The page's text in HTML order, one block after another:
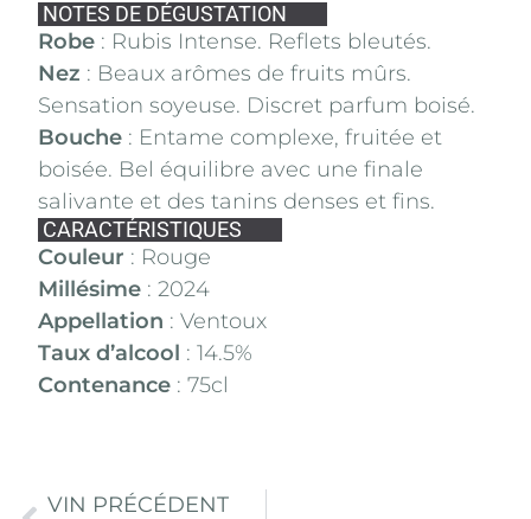
NOTES DE DÉGUSTATION
Robe : Rubis Intense. Reflets bleutés.
Nez : Beaux arômes de fruits mûrs.
Sensation soyeuse. Discret parfum boisé.
Bouche : Entame complexe, fruitée et
boisée. Bel équilibre avec une finale
salivante et des tanins denses et fins.
CARACTÉRISTIQUES
Couleur : Rouge
Millésime : 2024
Appellation : Ventoux
Taux d’alcool : 14.5%
Contenance : 75cl
VIN PRÉCÉDENT